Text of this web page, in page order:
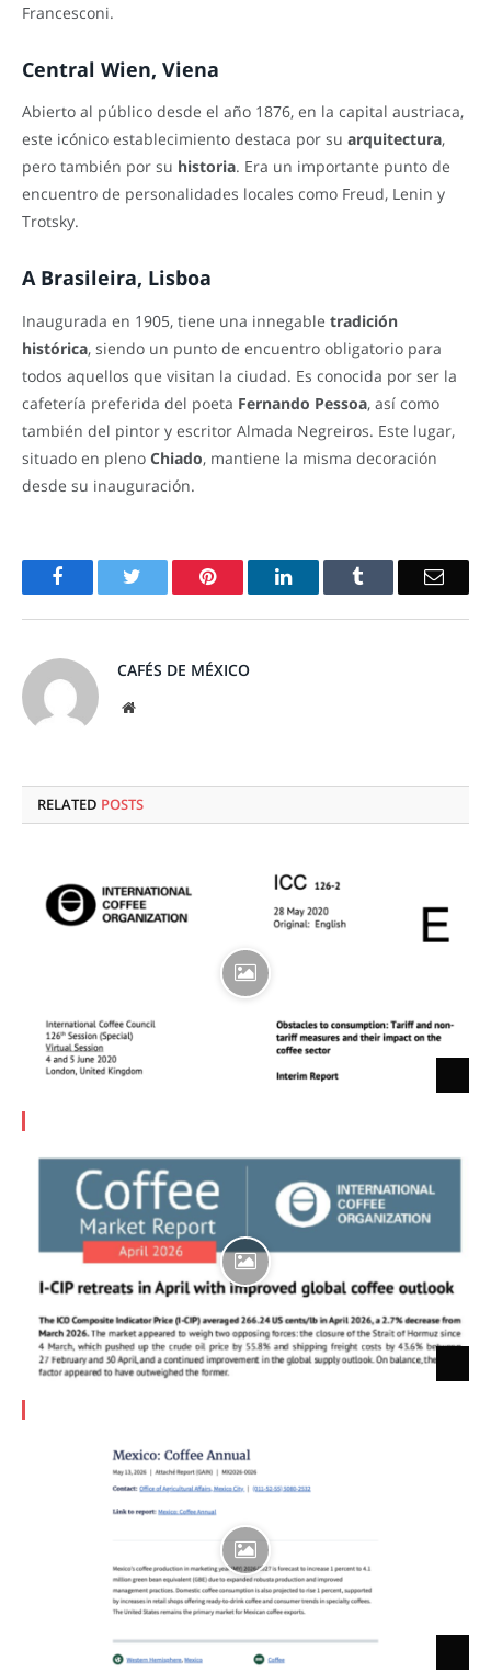
Francesconi.
Central Wien, Viena
Abierto al público desde el año 1876, en la capital austriaca,
este icónico establecimiento destaca por su arquitectura,
pero también por su historia. Era un importante punto de
encuentro de personalidades locales como Freud, Lenin y
Trotsky.
A Brasileira, Lisboa
Inaugurada en 1905, tiene una innegable tradición
histórica, siendo un punto de encuentro obligatorio para
todos aquellos que visitan la ciudad. Es conocida por ser la
cafetería preferida del poeta Fernando Pessoa, así como
también del pintor y escritor Almada Negreiros. Este lugar,
situado en pleno Chiado, mantiene la misma decoración
desde su inauguración.
Facebook Pinterest LinkedIn Email
CAFÉS DE MÉXICO
Website
RELATED POSTS